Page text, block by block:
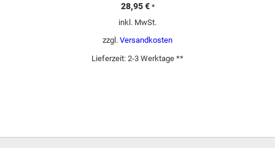
28,95€ *
inkl. MwSt.
zzgl. Versandkosten
Lieferzeit: 2-3 Werktage **